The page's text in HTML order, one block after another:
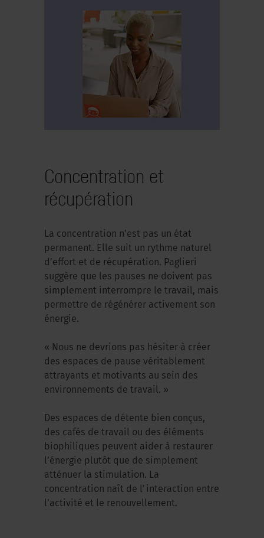
Concentration et
récupération
La concentration n’est pas un état
permanent. Elle suit un rythme naturel
d’effort et de récupération. Paglieri
suggère que les pauses ne doivent pas
simplement interrompre le travail, mais
permettre de régénérer activement son
énergie.
« Nous ne devrions pas hésiter à créer
des espaces de pause véritablement
attrayants et motivants au sein des
environnements de travail. »
Des espaces de détente bien conçus,
des cafés de travail ou des éléments
biophiliques peuvent aider à restaurer
l’énergie plutôt que de simplement
atténuer la stimulation. La
concentration naît de l’interaction entre
l’activité et le renouvellement.